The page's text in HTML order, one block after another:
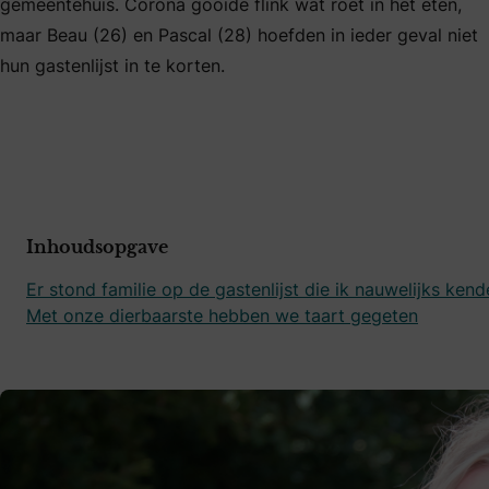
maar Beau (26) en Pascal (28) hoefden in ieder geval niet
hun gastenlijst in te korten.
Inhoudsopgave
Er stond familie op de gastenlijst die ik nauwelijks
Met onze dierbaarste hebben we taart gegeten